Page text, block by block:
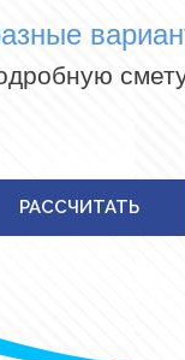
РАССЧИТАТЬ